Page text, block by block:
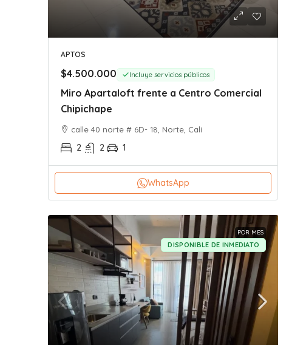
APTOS
$4.500.000 Incluye servicios públicos
Miro Apartaloft frente a Centro Comercial
Chipichape
calle 40 norte # 6D- 18, Norte, Cali
2 2 1
WhatsApp
POR MES
DISPONIBLE DE INMEDIATO